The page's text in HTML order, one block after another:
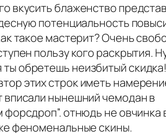
вкусить блаженство
потенциальность
такое мастерит? Очень
пользу кого раскрытия.
обретешь неизбитый скидка!
этих строк иметь
нынешний чемодан в
отнюдь не овчинка
феноменальные скины.